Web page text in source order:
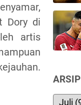
Dory di
artis
ARSIP